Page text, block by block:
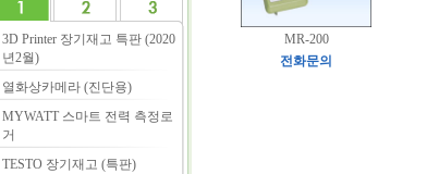
3D Printer 장기재고 특판 (2020
년2월)
열화상카메라 (진단용)
MYWATT 스마트 전력 측정로
거
TESTO 장기재고 (특판)
MR-200
전화문의